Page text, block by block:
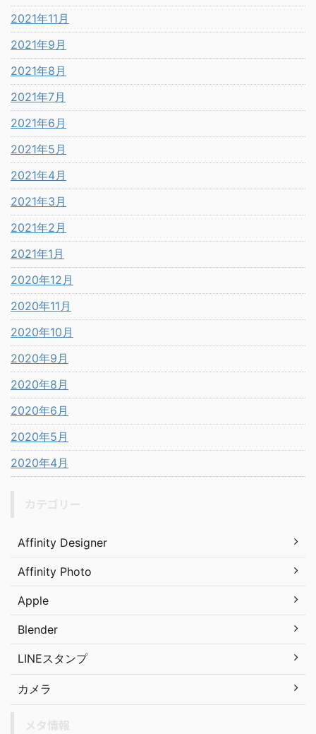
2021年11月
2021年9月
2021年8月
2021年7月
2021年6月
2021年5月
2021年4月
2021年3月
2021年2月
2021年1月
2020年12月
2020年11月
2020年10月
2020年9月
2020年8月
2020年6月
2020年5月
2020年4月
Affinity Designer
Affinity Photo
Apple
Blender
LINEスタンプ
カメラ